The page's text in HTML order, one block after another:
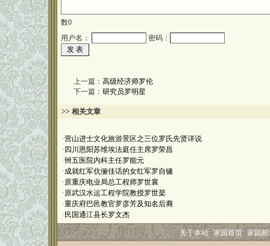
数0
用户名：
密码：
上一篇： 高级经济师罗伦
下一篇： 研究员罗明星
>> 相关文章
·营山进士文化旅游景区之三位罗氏先贤详说
· 四川恩阳苏维埃法庭任主席罗荣昌
·卌五医院内科主任罗能元
·成就红军伉俪佳话的女红军罗自镛
·原重庆电业局总工程师罗世襄
·原武汉水运工程学院教授罗世棻
·重庆府巴邑教官罗彦芳及知名后裔
· 民国通江县长罗文杰
关于本站 家园首页 家园